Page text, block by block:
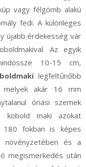
vagy félgömb alakú
fedi. A különleges
újabb érdekesség vár
Az egyik
10-15 cm,
legfeltűnőbb
melyek akár 16 mm
óriási szemek
kobold maki azokat
fokban is képes
és a
megismerkedés után